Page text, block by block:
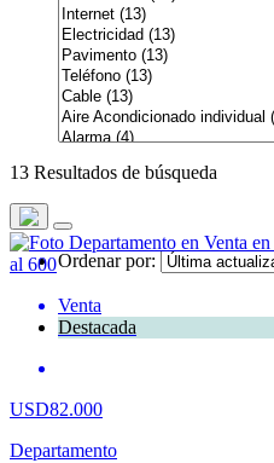
13 Resultados de búsqueda
Ordenar por:
Venta
Destacada
USD82.000
Departamento